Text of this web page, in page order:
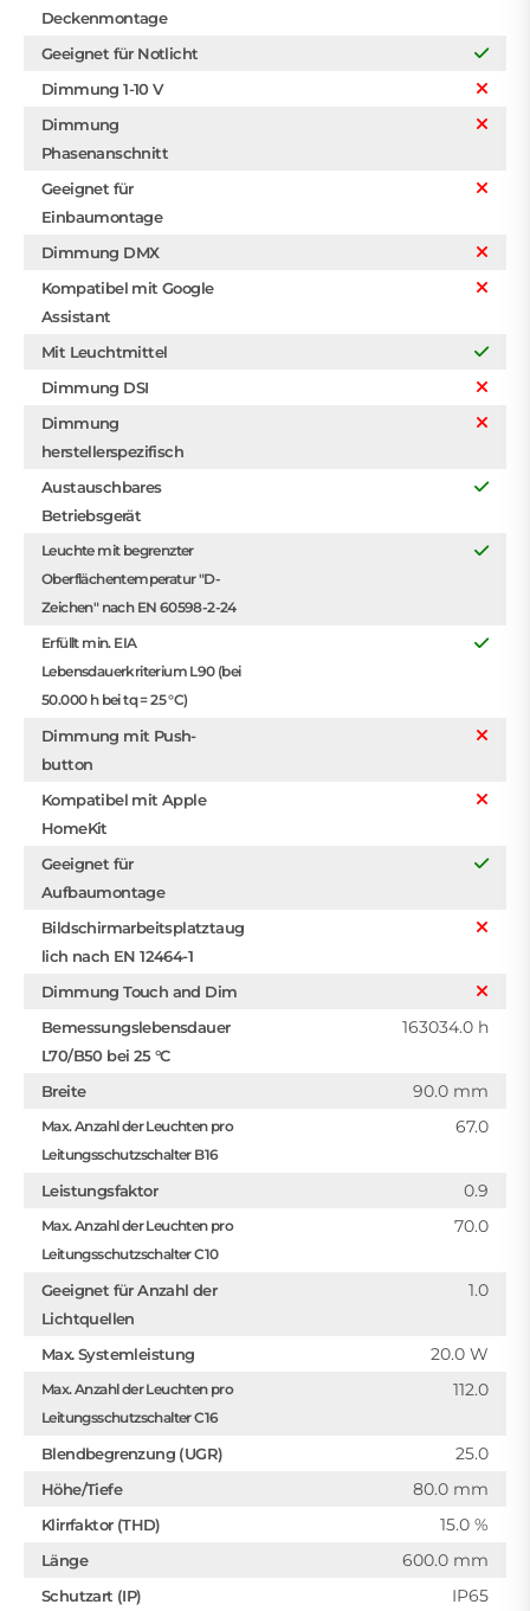
Deckenmontage
Geeignet für Notlicht
Dimmung 1-10 V
Dimmung
Phasenanschnitt
Geeignet für
Einbaumontage
Dimmung DMX
Kompatibel mit Google
Assistant
Mit Leuchtmittel
Dimmung DSI
Dimmung
herstellerspezifisch
Austauschbares
Betriebsgerät
Leuchte mit begrenzter
Oberflächentemperatur "D-
Zeichen" nach EN 60598-2-24
Erfüllt min. EIA
Lebensdauerkriterium L90 (bei
50.000 h bei tq = 25 °C)
Dimmung mit Push-
button
Kompatibel mit Apple
HomeKit
Geeignet für
Aufbaumontage
Bildschirmarbeitsplatztaug
lich nach EN 12464-1
Dimmung Touch and Dim
Bemessungslebensdauer
L70/B50 bei 25 °C
163034.0 h
Breite 90.0 mm
Max. Anzahl der Leuchten pro
Leitungsschutzschalter B16
67.0
Leistungsfaktor 0.9
Max. Anzahl der Leuchten pro
Leitungsschutzschalter C10
70.0
Geeignet für Anzahl der
Lichtquellen
1.0
Max. Systemleistung 20.0 W
Max. Anzahl der Leuchten pro
Leitungsschutzschalter C16
112.0
Blendbegrenzung (UGR) 25.0
Höhe/Tiefe 80.0 mm
Klirrfaktor (THD) 15.0 %
Länge 600.0 mm
Schutzart (IP) IP65